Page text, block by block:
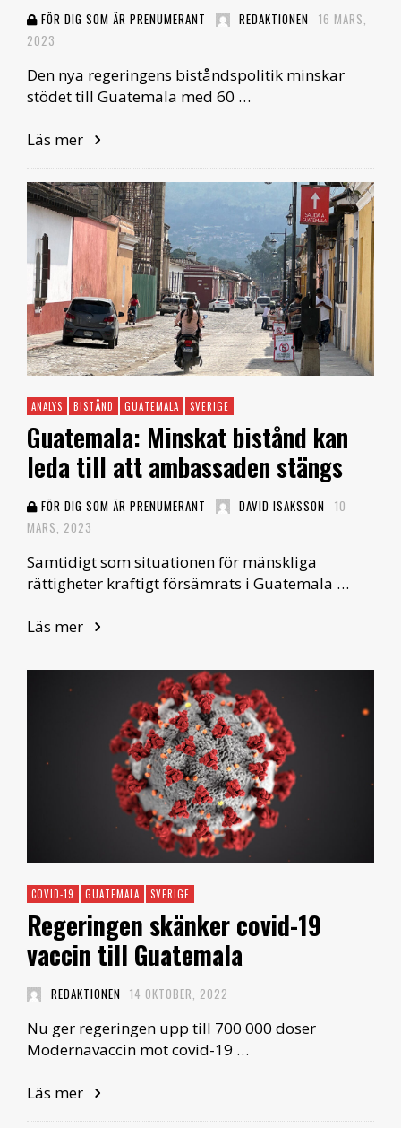
FÖR DIG SOM ÄR PRENUMERANT REDAKTIONEN 16 MARS,
2023
Den nya regeringens biståndspolitik minskar
stödet till Guatemala med 60 …
Läs mer
ANALYS BISTÅND GUATEMALA SVERIGE
Guatemala: Minskat bistånd kan
leda till att ambassaden stängs
FÖR DIG SOM ÄR PRENUMERANT DAVID ISAKSSON 10
MARS, 2023
Samtidigt som situationen för mänskliga
rättigheter kraftigt försämrats i Guatemala …
Läs mer
COVID-19 GUATEMALA SVERIGE
Regeringen skänker covid-19
vaccin till Guatemala
REDAKTIONEN 14 OKTOBER, 2022
Nu ger regeringen upp till 700 000 doser
Modernavaccin mot covid-19 …
Läs mer